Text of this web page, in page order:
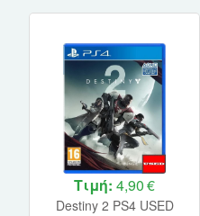
Τιμή: 4,90 €
Destiny 2 PS4 USED